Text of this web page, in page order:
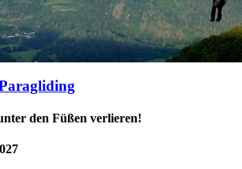
den Füßen verlieren!